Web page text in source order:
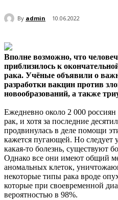
By admin 10.06.2022
Вполне возможно, что
приблизилось к
рака. Учёные объявили о
разработки вакцин против
новообразований, а также
Ежедневно около 2 000
рак, и хотя за последние
продвинулась в деле помощи
кажется пугающей. Но следует
какая-то болезнь, существуют
Однако все они имеют общий
аномальных клеток,
некоторые типы рака вроде
которые при своевременной
вероятностью в 98%.